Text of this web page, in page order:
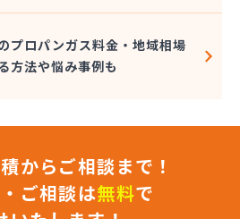
プロパンガス料金・地域相場
方法や悩み事例も
からご相談まで！
ご相談は無料で